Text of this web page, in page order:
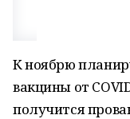
К ноябрю
вакцины от
получится